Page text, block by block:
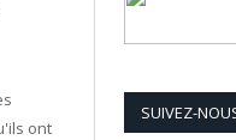
ont
SUIVEZ-